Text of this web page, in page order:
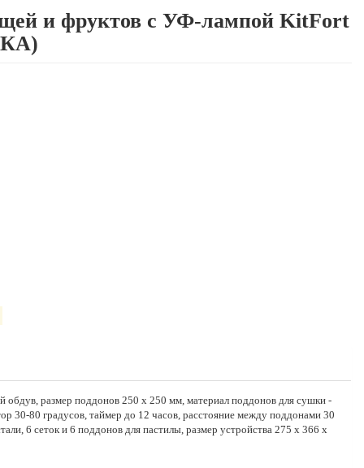
и фруктов с УФ-лампой KitFort
обдув, размер поддонов 250 x 250 мм, материал поддонов для сушки -
30-80 градусов, таймер до 12 часов, расстояние между поддонами 30
6 сеток и 6 поддонов для пастилы, размер устройства 275 x 366 x